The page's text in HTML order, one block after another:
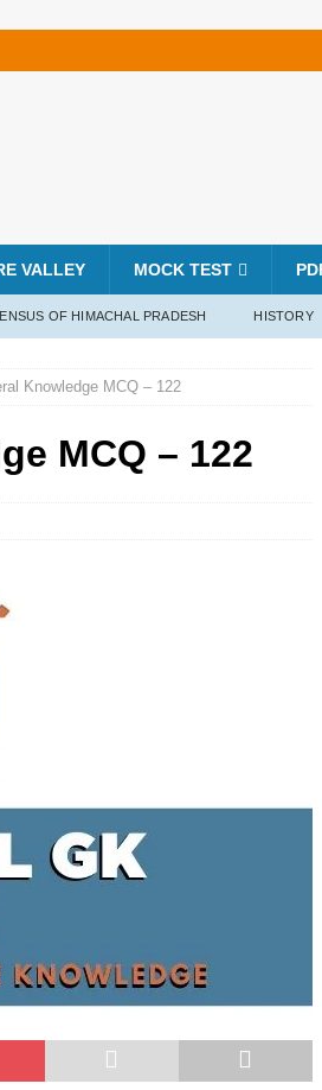
VALLEY MOCK TEST
OF HIMACHAL PRADESH HISTORY
Knowledge MCQ – 122
MCQ – 122